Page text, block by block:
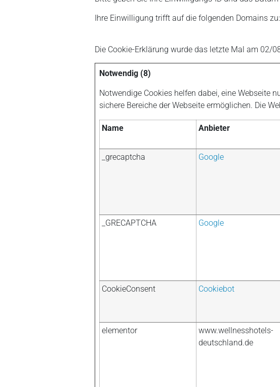
Ihre Einwilligung trifft auf die folgenden Domains
Die Cookie-Erklärung wurde das letzte Mal am 02/
Notwendig (8)
Notwendige Cookies helfen dabei, eine Webseite
sichere Bereiche der Webseite ermöglichen. Die
Name Anbieter
_grecaptcha Google
_GRECAPTCHA Google
CookieConsent Cookiebot
elementor
www.wellnesshotels-
deutschland.de